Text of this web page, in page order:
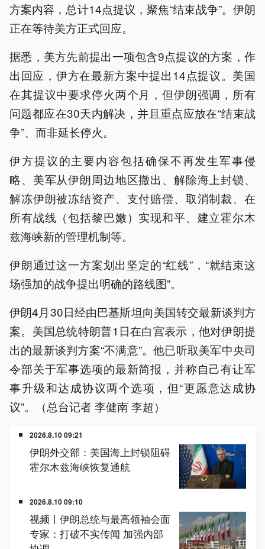
方案内容，总计14点提议，聚焦“结束战争”。伊朗
正在等待美方正式回应。
据悉，美方先前提出一项包含9点提议的方案，作
出回应，伊方在最新方案中提出14点提议。美国
在其提议中要求停火两个月，但伊朗强调，所有
问题都应在30天内解决，并且重点应放在“结束战
争”、而非延长停火。
伊方提议的主要内容包括确保不再发生军事侵
略、美军从伊朗周边地区撤出、解除海上封锁、
解冻伊朗被冻结资产、支付赔偿、取消制裁、在
所有战线（包括黎巴嫩）实现和平、建立霍尔木
兹海峡新的管理机制等。
伊朗通过这一方案划出坚定的“红线”，“就结束这
场强加的战争提出明确的路线图”。
伊朗4月30日经由巴基斯坦向美国转交最新谈判方
案。美国总统特朗普1日在白宫表示，他对伊朗提
出的最新谈判方案“不满意”。他已听取美军中央司
令部关于军事选项的最新简报，并称自己有让军
事升级和达成协议两个选项，但“更愿意达成协
议”。（总台记者 李健南 李超）